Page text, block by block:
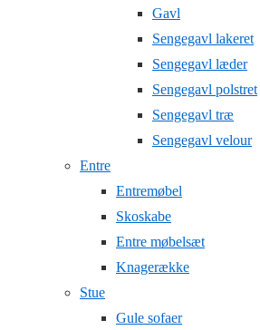
Gavl
Sengegavl lakeret
Sengegavl læder
Sengegavl polstret
Sengegavl træ
Sengegavl velour
Entre
Entremøbel
Skoskabe
Entre møbelsæt
Knagerække
Stue
Gule sofaer